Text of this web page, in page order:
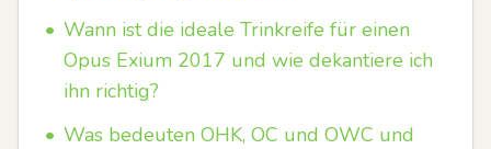
• Wann ist die ideale Trinkreife für einen
Opus Exium 2017 und wie dekantiere ich
ihn richtig?
• Was bedeuten OHK, OC und OWC und